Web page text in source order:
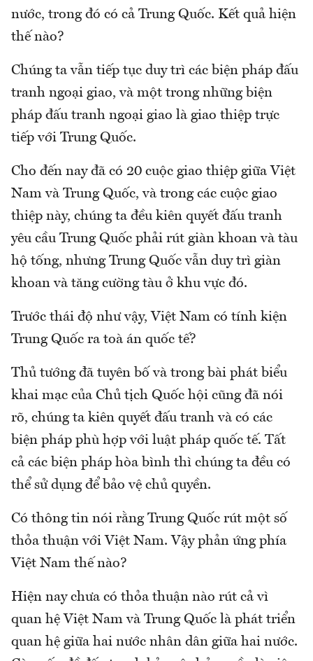
nước, trong đó có cả Trung Quốc. Kết quả hiện
thế nào?
Chúng ta vẫn tiếp tục duy trì các biện pháp đấu
tranh ngoại giao, và một trong những biện
pháp đấu tranh ngoại giao là giao thiệp trực
tiếp với Trung Quốc.
Cho đến nay đã có 20 cuộc giao thiệp giữa Việt
Nam và Trung Quốc, và trong các cuộc giao
thiệp này, chúng ta đều kiên quyết đấu tranh
yêu cầu Trung Quốc phải rút giàn khoan và tàu
hộ tống, nhưng Trung Quốc vẫn duy trì giàn
khoan và tăng cường tàu ở khu vực đó.
Trước thái độ như vậy, Việt Nam có tính kiện
Trung Quốc ra toà án quốc tế?
Thủ tướng đã tuyên bố và trong bài phát biểu
khai mạc của Chủ tịch Quốc hội cũng đã nói
rõ, chúng ta kiên quyết đấu tranh và có các
biện pháp phù hợp với luật pháp quốc tế. Tất
cả các biện pháp hòa bình thì chúng ta đều có
thể sử dụng để bảo vệ chủ quyền.
Có thông tin nói rằng Trung Quốc rút một số
thỏa thuận với Việt Nam. Vậy phản ứng phía
Việt Nam thế nào?
Hiện nay chưa có thỏa thuận nào rút cả vì
quan hệ Việt Nam và Trung Quốc là phát triển
quan hệ giữa hai nước nhân dân giữa hai nước.